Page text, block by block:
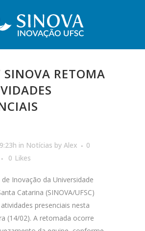
SINOVA RETOMA
in Notícias by Alex
0
0 Likes
Inovação da Universidade
Catarina (SINOVA/UFSC)
presenciais nesta
(14/02). A retomada ocorre